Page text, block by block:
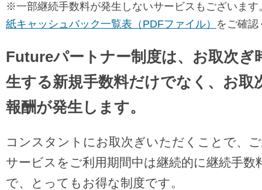
※一部継続手数料が発生しないサービスもございま
紙キャッシュバック一覧表（PDFファイル） をご確認
Futureパートナー制度は、お取次ぎ
生する新規手数料だけでなく、お取
報酬が発生します。
コンスタントにお取次ぎいただくことで、
サービスをご利用期間中は継続的に継続手
で、とってもお得な制度です。